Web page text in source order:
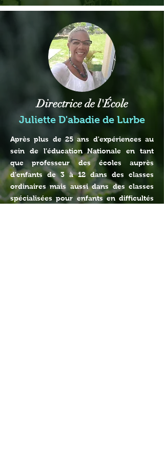
Directrice de l'École
Juliette D'abadie de Lurbe
Après plus de 25 ans d'expériences au
sein de l'éducation Nationale en tant
que professeur des écoles auprès
d'enfants de 3 à 12 dans des classes
ordinaires mais aussi dans des classes
spécialisées pour enfants en difficultés